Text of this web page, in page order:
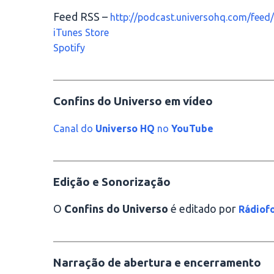
Feed RSS – http://podcast.universohq.com/feed/
iTunes Store
Spotify
Confins do Universo em vídeo
Canal do Universo HQ no YouTube
Edição e Sonorização
O Confins do Universo é editado por
Narração de abertura e encerramento